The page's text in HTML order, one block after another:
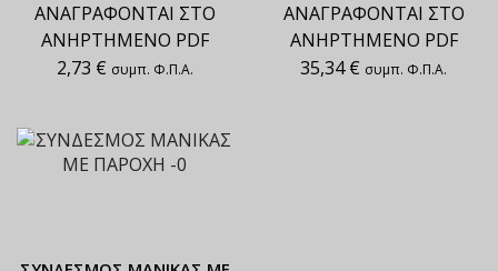
ΑΝΑΓΡΑΦΟΝΤΑΙ ΣΤΟ
ΑΝΗΡΤΗΜΕΝΟ PDF
2,73 € συμπ. Φ.Π.Α.
ΑΝΑΓΡΑΦΟΝΤΑΙ ΣΤΟ
ΑΝΗΡΤΗΜΕΝΟ PDF
35,34€ συμπ. Φ.Π.Α.